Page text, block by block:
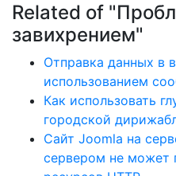
Related of
завихрением"
Отправка данных в
использованием
Как использовать
городской
Сайт Joomla на
сервером не может